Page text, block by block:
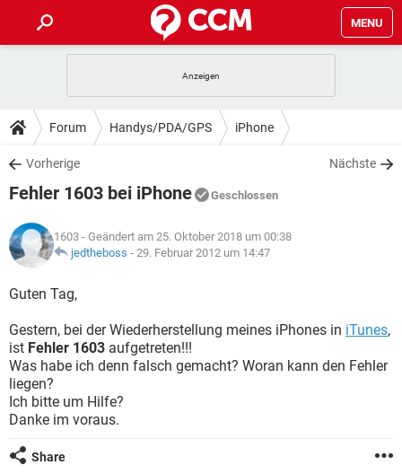
MENU
ANDROID IOS
WINDOWS 10
WHATSAPP TIKTOK
FACEBOOK
TIPPS & TRICKS
SPIELE STREAMING
WHATSAPP TIKTOK
FACEBOOK
DOWNLOADS
SPIELE STREAMING
ANDROID
WINDOWS 10 INSTAGRAM
WHATSAPP
SPIELE STREAMING
ANDROID
WINDOWS 10
WHATSAPP TIKTOK
FACEBOOK HARDWARE
LEXIKON
SPIELE
WINDOWS 10
WHATSAPP
FACEBOOK
Forum Handys/PDA/GPS iPhone
Vorherige Nächste
Fehler 1603 bei iPhone Geschlossen
1603 - Geändert am 25. Oktober 2018 um 00:38
jedtheboss - 29. Februar 2012 um 14:47
Guten Tag,
Gestern, bei der Wiederherstellung meines iPhones in iTunes,
ist Fehler 1603 aufgetreten!!!
Was habe ich denn falsch gemacht? Woran kann den Fehler
liegen?
Ich bitte um Hilfe?
Danke im voraus.
Share